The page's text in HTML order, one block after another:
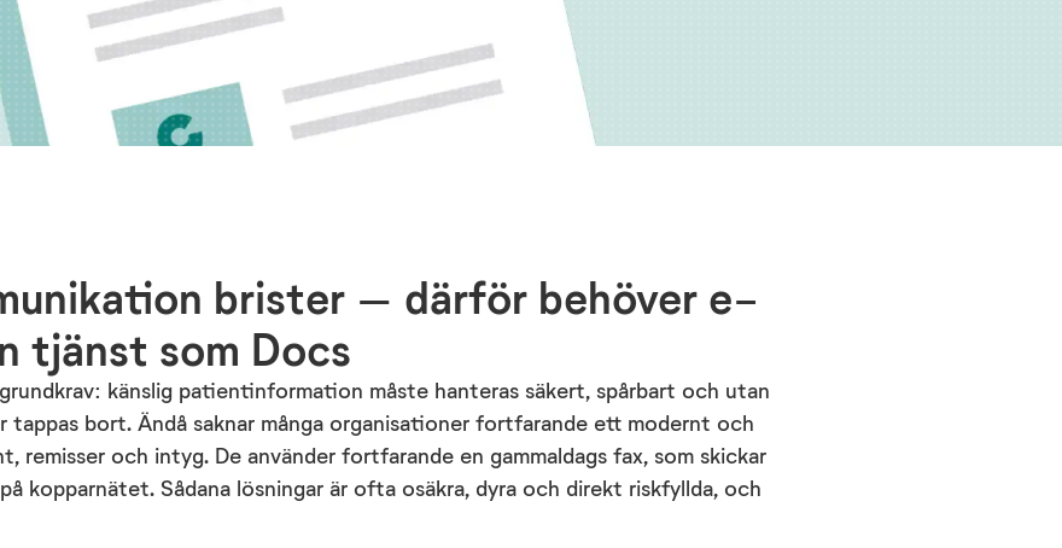
brister – därför behöver e-
tjänst som Docs
grundkrav: känslig patientinformation måste hanteras säkert, spårbart och utan
tappas bort. Ändå saknar många organisationer fortfarande ett modernt och
remisser och intyg. De använder fortfarande en gammaldags fax, som skickar
kopparnätet. Sådana lösningar är ofta osäkra, dyra och direkt riskfyllda, och